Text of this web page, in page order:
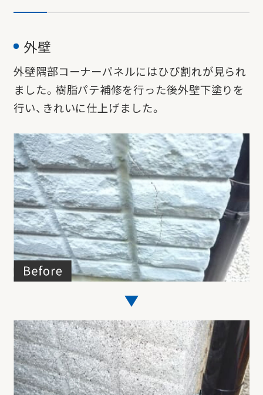
外壁
外壁隅部コーナーパネルにはひび割れが見られ
ました。 樹脂パテ補修を行った後外壁下塗りを
行い、きれいに仕上げました。